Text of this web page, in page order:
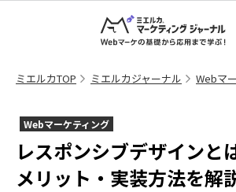
ミエルカTOP ミエルカジャーナル Webマ
Webマーケティング
レスポンシブデザインと
メリット・実装方法を解